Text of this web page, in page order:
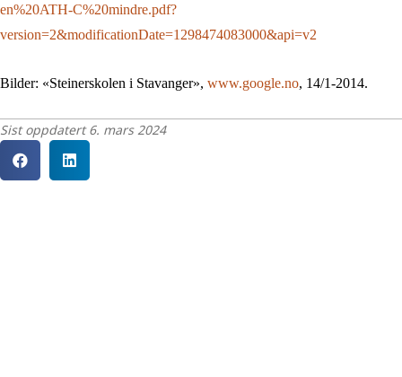
en%20ATH-C%20mindre.pdf?
version=2&modificationDate=1298474083000&api=v2
Bilder: «Steinerskolen i Stavanger», www.google.no, 14/1-2014.
Sist oppdatert 6. mars 2024